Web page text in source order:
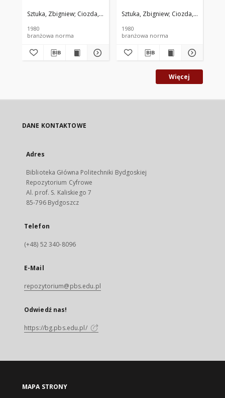
ręcznym - Wspólne
wymagania i badania
Sztuka, Zbigniew Ciozda, Andrzej Ośrodek Badawczo-Rozwojowy
1980
branżowa norma
Wspólne wymagania i
badania BN-80/4936-07
Sztuka, Zbigniew Ciozda, Andrzej
1980
branżowa norma
Więcej
DANE KONTAKTOWE
Adres
Biblioteka Główna Politechniki Bydgoskiej
Repozytorium Cyfrowe
Al. prof. S. Kaliskiego 7
85-796 Bydgoszcz
Telefon
(+48) 52 340-8096
E-Mail
repozytorium@pbs.edu.pl
Odwiedź nas!
https://bg.pbs.edu.pl/
MAPA STRONY